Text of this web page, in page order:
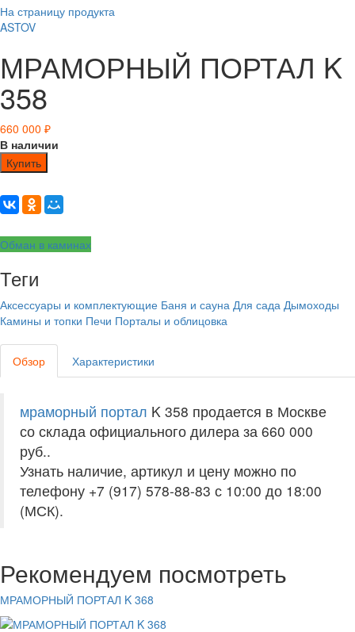
На страницу продукта
ASTOV
МРАМОРНЫЙ ПОРТАЛ K
358
660 000 ₽
В наличии
Купить
Обман в каминах
Теги
Аксессуары и комплектующие Баня и сауна Для сада Дымоходы
Камины и топки Печи Порталы и облицовка
Обзор Характеристики
мраморный портал K 358 продается в Москве
со склада официального дилера за 660 000
руб..
Узнать наличие, артикул и цену можно по
телефону +7 (917) 578-88-83 с 10:00 до 18:00
(МСК).
Рекомендуем посмотреть
МРАМОРНЫЙ ПОРТАЛ K 368